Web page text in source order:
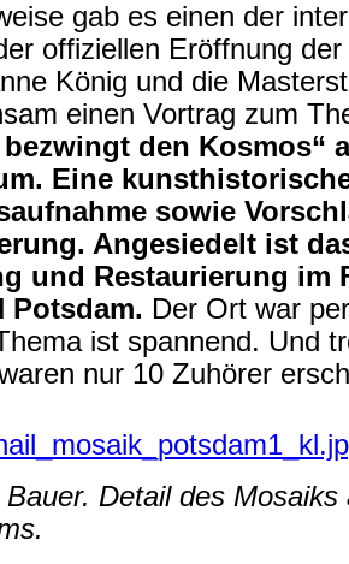
gab es einen der
offiziellen Eröffnung
König und die
einen Vortrag zum
bezwingt den Kosmos“
Eine
sowie
Angesiedelt ist
und Restaurierung im
Potsdam. Der Ort war
ist spannend. Und
nur 10 Zuhörer
Detail des